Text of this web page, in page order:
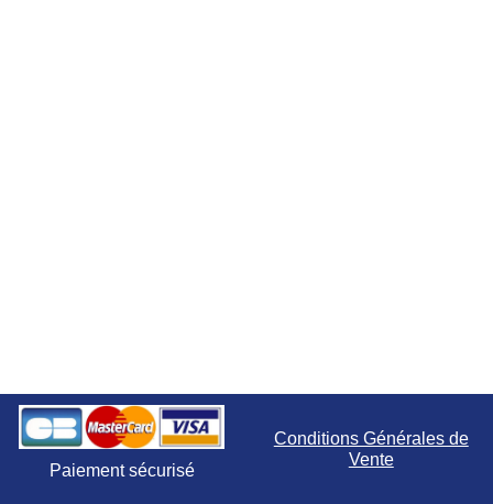
Paiement sécurisé
Conditions Générales de
Vente